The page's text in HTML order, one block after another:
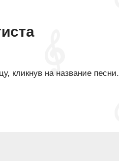
кликнув на название песни.